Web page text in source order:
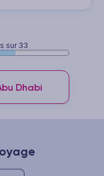
sur 33
Dhabi